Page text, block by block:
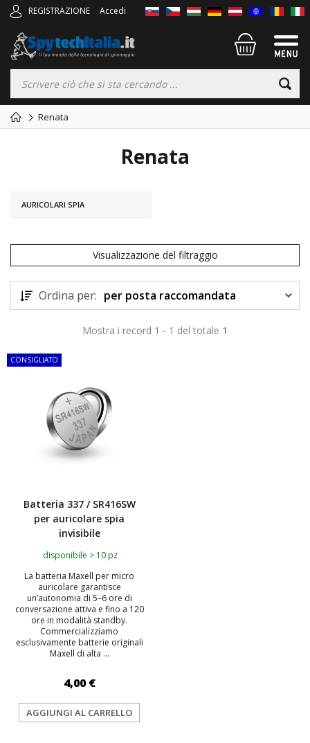
REGISTRAZIONE Accedi
Renata
Renata
AURICOLARI SPIA
Visualizzazione del filtraggio
Ordina per: per posta raccomandata
Mostra i record 1 - 1 del totale 1
CONSIGLIATO
Batteria 337 / SR416SW
per auricolare spia
invisibile
disponibile > 10 pz
La batteria Maxell per micro
auricolare garantisce
un’autonomia di 5–6 ore di
conversazione attiva e fino a 120
ore in modalità standby.
Commercializziamo
esclusivamente batterie originali
Maxell di alta ...
4,00 €
AGGIUNGI AL CARRELLO